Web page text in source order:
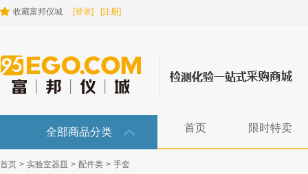
收藏富邦仪城 [登录] [注册]
全部商品分类 首页 限时特卖
首页 > 实验室器皿 > 配件类 > 手套